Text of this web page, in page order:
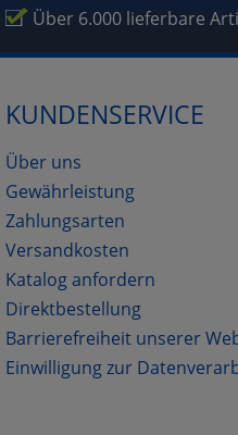
Über 6.000 lieferbare
KUNDENSERVICE
Über uns
Gewährleistung
Zahlungsarten
Versandkosten
Katalog anfordern
Direktbestellung
Barrierefreiheit unserer
Einwilligung zur